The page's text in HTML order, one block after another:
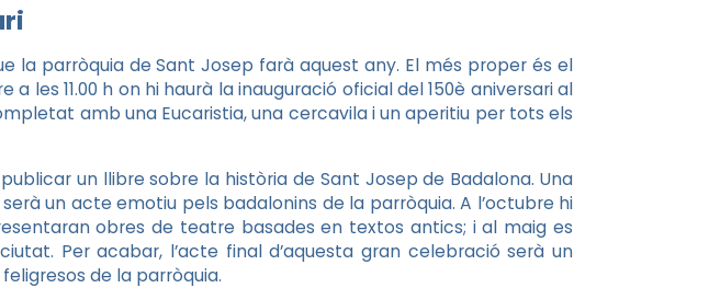
la parròquia de Sant Josep farà aquest any. El més proper és el
a les 11.00 h on hi haurà la inauguració oficial del 150è aniversari al
amb una Eucaristia, una cercavila i un aperitiu per tots els
un llibre sobre la història de Sant Josep de Badalona. Una
un acte emotiu pels badalonins de la parròquia. A l’octubre hi
obres de teatre basades en textos antics; i al maig es
Per acabar, l’acte final d’aquesta gran celebració serà un
de la parròquia.